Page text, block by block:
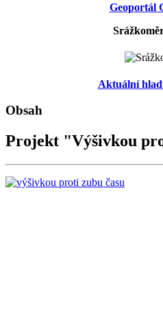
Geoportál
Aktuální
Obsah
Projekt "Výšivkou